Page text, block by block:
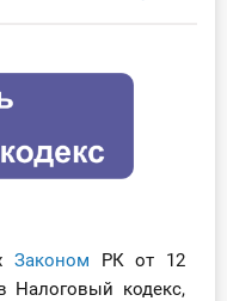
Законом РК от 12
Налоговый кодекс,